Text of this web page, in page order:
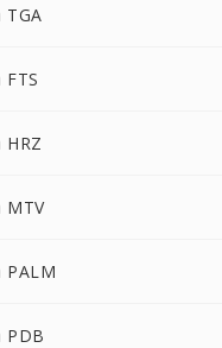
TGA
FTS
HRZ
MTV
PALM
PDB